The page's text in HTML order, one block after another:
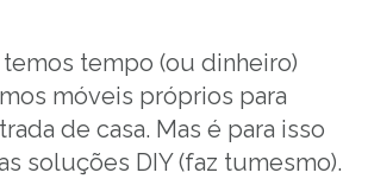
tempo (ou dinheiro)
móveis próprios para
de casa. Mas é para isso
soluções DIY (faz tumesmo).